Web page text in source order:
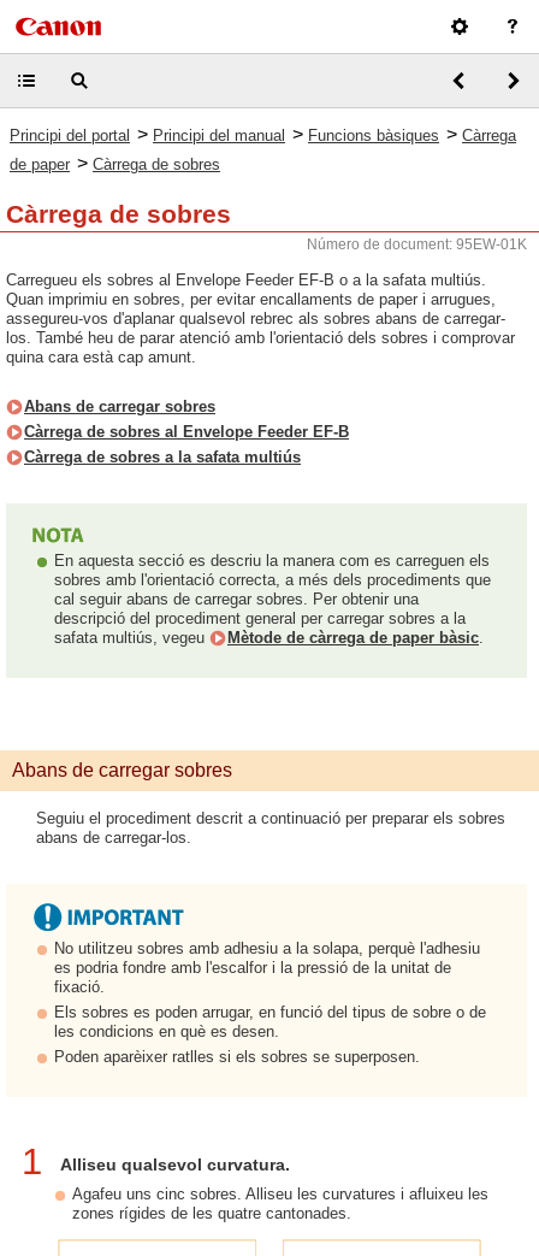
Principi del portal > Principi del manual > Funcions bàsiques > Càrrega
de paper > Càrrega de sobres
Càrrega de sobres
Número de document: 95EW-01K
Carregueu els sobres al Envelope Feeder EF-B o a la safata multiús.
Quan imprimiu en sobres, per evitar encallaments de paper i arrugues,
assegureu-vos d'aplanar qualsevol rebrec als sobres abans de carregar-
los. També heu de parar atenció amb l'orientació dels sobres i comprovar
quina cara està cap amunt.
Abans de carregar sobres
Càrrega de sobres al Envelope Feeder EF-B
Càrrega de sobres a la safata multiús
En aquesta secció es descriu la manera com es carreguen els
sobres amb l'orientació correcta, a més dels procediments que
cal seguir abans de carregar sobres. Per obtenir una
descripció del procediment general per carregar sobres a la
safata multiús, vegeu
Mètode de càrrega de paper bàsic.
Abans de carregar sobres
Seguiu el procediment descrit a continuació per preparar els sobres
abans de carregar-los.
No utilitzeu sobres amb adhesiu a la solapa, perquè l'adhesiu
es podria fondre amb l'escalfor i la pressió de la unitat de
fixació.
Els sobres es poden arrugar, en funció del tipus de sobre o de
les condicions en què es desen.
Poden aparèixer ratlles si els sobres se superposen.
1 Alliseu qualsevol curvatura.
Agafeu uns cinc sobres. Alliseu les curvatures i afluixeu les
zones rígides de les quatre cantonades.